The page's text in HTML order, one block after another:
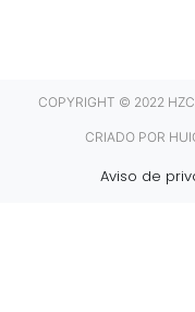
COPYRIGHT © 2022
CRIADO POR
Aviso de